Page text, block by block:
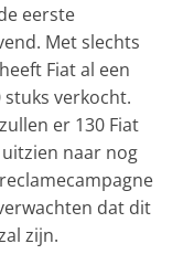
eerste
Met slechts
Fiat al een
stuks verkocht.
er 130 Fiat
naar nog
dat dit
zijn.